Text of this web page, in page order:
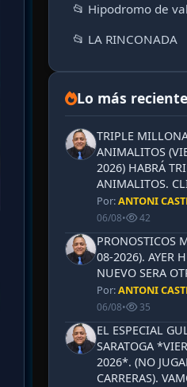
📂 Hipodromo de
📂 LA RINCONADA
Lo más reciente
TRIPLE
ANIMALITOS
2026) HABRÁ
ANIMALITOS.
Por:ANTONI
06/08• 42
PRONOSTICOS
08-2026). AYER
NUEVO SERA
Por:ANTONI
06/08• 35
EL ESPECIAL
SARATOGA
2026*. (NO
CARRERAS).